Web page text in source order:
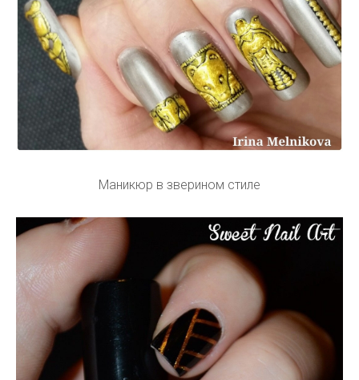
Стемпинг Египет